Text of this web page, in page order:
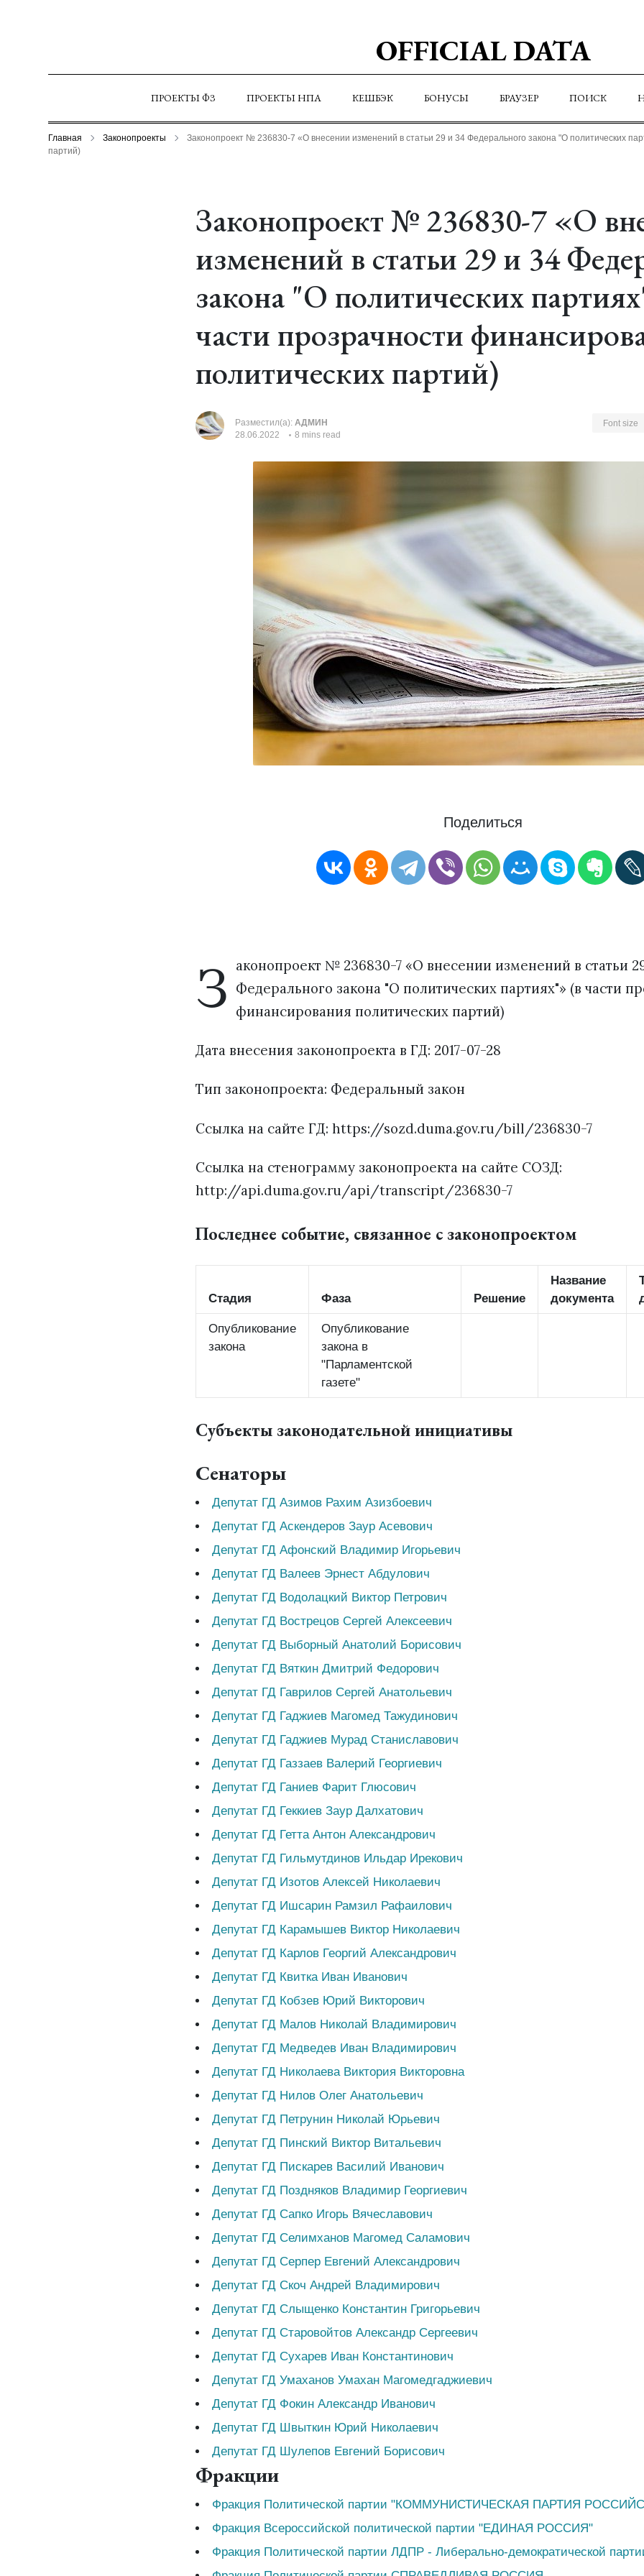
OFFICIAL DATA
ПРОЕКТЫ ФЗ ПРОЕКТЫ НПА КЕШБЭК БОНУСЫ БРАУЗЕР ПОИСК
Главная Законопроекты
Законопроект № 236830-7 «О внесении изменений в статьи 29 и 34 Федерального закона "О политических
партий)
Законопроект № 236830-7 «О
изменений в статьи 29 и 34
закона "О политических
части прозрачности
политических партий)
Разместил(а): АДМИН
28.06.2022
8 mins read
Font size
Поделиться
З аконопроект № 236830-7 «О внесении изменений в статьи
Федерального закона "О политических партиях"» (в части
финансирования политических партий)
Дата внесения законопроекта в ГД: 2017-07-28
Тип законопроекта: Федеральный закон
Ссылка на сайте ГД: https://sozd.duma.gov.ru/bill/236830-7
Ссылка на стенограмму законопроекта на сайте СОЗД:
http://api.duma.gov.ru/api/transcript/236830-7
Последнее событие, связанное с законопроектом
Стадия Фаза Решение
Название
документа
Опубликование
закона
Опубликование
закона в
"Парламентской
газете"
Субъекты законодательной инициативы
Сенаторы
Депутат ГД Азимов Рахим Азизбоевич
Депутат ГД Аскендеров Заур Асевович
Депутат ГД Афонский Владимир Игорьевич
Депутат ГД Валеев Эрнест Абдулович
Депутат ГД Водолацкий Виктор Петрович
Депутат ГД Вострецов Сергей Алексеевич
Депутат ГД Выборный Анатолий Борисович
Депутат ГД Вяткин Дмитрий Федорович
Депутат ГД Гаврилов Сергей Анатольевич
Депутат ГД Гаджиев Магомед Тажудинович
Депутат ГД Гаджиев Мурад Станиславович
Депутат ГД Газзаев Валерий Георгиевич
Депутат ГД Ганиев Фарит Глюсович
Депутат ГД Геккиев Заур Далхатович
Депутат ГД Гетта Антон Александрович
Депутат ГД Гильмутдинов Ильдар Ирекович
Депутат ГД Изотов Алексей Николаевич
Депутат ГД Ишсарин Рамзил Рафаилович
Депутат ГД Карамышев Виктор Николаевич
Депутат ГД Карлов Георгий Александрович
Депутат ГД Квитка Иван Иванович
Депутат ГД Кобзев Юрий Викторович
Депутат ГД Малов Николай Владимирович
Депутат ГД Медведев Иван Владимирович
Депутат ГД Николаева Виктория Викторовна
Депутат ГД Нилов Олег Анатольевич
Депутат ГД Петрунин Николай Юрьевич
Депутат ГД Пинский Виктор Витальевич
Депутат ГД Пискарев Василий Иванович
Депутат ГД Поздняков Владимир Георгиевич
Депутат ГД Сапко Игорь Вячеславович
Депутат ГД Селимханов Магомед Саламович
Депутат ГД Серпер Евгений Александрович
Депутат ГД Скоч Андрей Владимирович
Депутат ГД Слыщенко Константин Григорьевич
Депутат ГД Старовойтов Александр Сергеевич
Депутат ГД Сухарев Иван Константинович
Депутат ГД Умаханов Умахан Магомедгаджиевич
Депутат ГД Фокин Александр Иванович
Депутат ГД Швыткин Юрий Николаевич
Депутат ГД Шулепов Евгений Борисович
Фракции
Фракция Политической партии "КОММУНИСТИЧЕСКАЯ ПАРТИЯ
Фракция Всероссийской политической партии "ЕДИНАЯ РОССИЯ"
Фракция Политической партии ЛДПР - Либерально-демократической